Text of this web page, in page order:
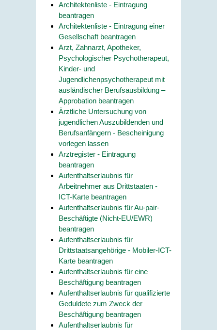
Architektenliste - Eintragung
beantragen
Architektenliste - Eintragung einer
Gesellschaft beantragen
Arzt, Zahnarzt, Apotheker,
Psychologischer Psychotherapeut,
Kinder- und
Jugendlichenpsychotherapeut mit
ausländischer Berufsausbildung –
Approbation beantragen
Ärztliche Untersuchung von
jugendlichen Auszubildenden und
Berufsanfängern - Bescheinigung
vorlegen lassen
Arztregister - Eintragung
beantragen
Aufenthaltserlaubnis für
Arbeitnehmer aus Drittstaaten -
ICT-Karte beantragen
Aufenthaltserlaubnis für Au-pair-
Beschäftigte (Nicht-EU/EWR)
beantragen
Aufenthaltserlaubnis für
Drittstaatsangehörige - Mobiler-ICT-
Karte beantragen
Aufenthaltserlaubnis für eine
Beschäftigung beantragen
Aufenthaltserlaubnis für qualifizierte
Geduldete zum Zweck der
Beschäftigung beantragen
Aufenthaltserlaubnis für